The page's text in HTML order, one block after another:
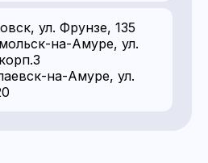
ул. Фрунзе, 135
на-Амуре, ул.
на-Амуре, ул.